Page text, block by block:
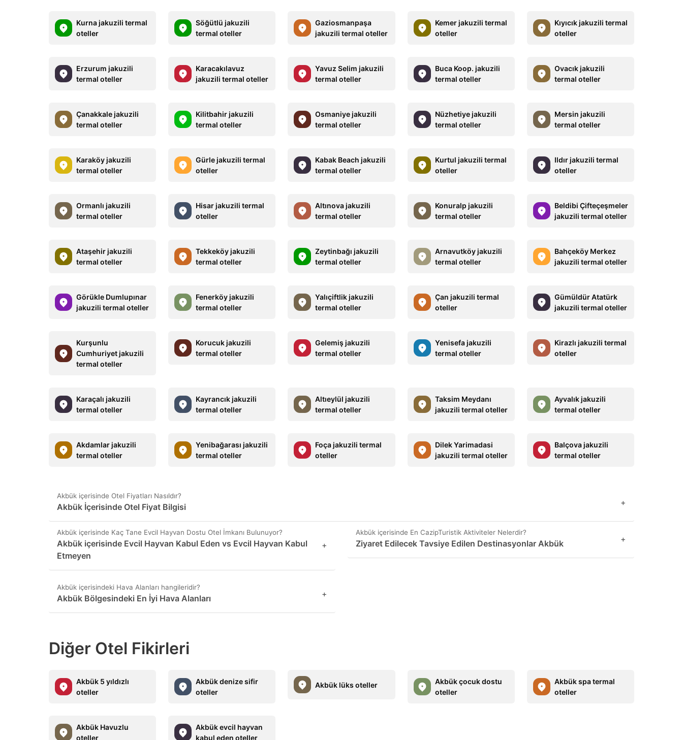
Kurna jakuzili termal
oteller
Söğütlü jakuzili
termal oteller
Gaziosmanpaşa
jakuzili termal oteller
Kemer jakuzili termal
oteller
Kıyıcık jakuzili termal
oteller
Erzurum jakuzili
termal oteller
Karacakılavuz
jakuzili termal oteller
Yavuz Selim jakuzili
termal oteller
Buca Koop. jakuzili
termal oteller
Ovacık jakuzili
termal oteller
Çanakkale jakuzili
termal oteller
Kilitbahir jakuzili
termal oteller
Osmaniye jakuzili
termal oteller
Nüzhetiye jakuzili
termal oteller
Mersin jakuzili
termal oteller
Karaköy jakuzili
termal oteller
Gürle jakuzili termal
oteller
Kabak Beach jakuzili
termal oteller
Kurtul jakuzili termal
oteller
Ildır jakuzili termal
oteller
Ormanlı jakuzili
termal oteller
Hisar jakuzili termal
oteller
Altınova jakuzili
termal oteller
Konuralp jakuzili
termal oteller
Beldibi Çifteçeşmeler
jakuzili termal oteller
Ataşehir jakuzili
termal oteller
Tekkeköy jakuzili
termal oteller
Zeytinbağı jakuzili
termal oteller
Arnavutköy jakuzili
termal oteller
Bahçeköy Merkez
jakuzili termal oteller
Görükle Dumlupınar
jakuzili termal oteller
Fenerköy jakuzili
termal oteller
Yalıçiftlik jakuzili
termal oteller
Çan jakuzili termal
oteller
Gümüldür Atatürk
jakuzili termal oteller
Kurşunlu
Cumhuriyet jakuzili
termal oteller
Korucuk jakuzili
termal oteller
Gelemiş jakuzili
termal oteller
Yenisefa jakuzili
termal oteller
Kirazlı jakuzili termal
oteller
Karaçalı jakuzili
termal oteller
Kayrancık jakuzili
termal oteller
Altıeylül jakuzili
termal oteller
Taksim Meydanı
jakuzili termal oteller
Ayvalık jakuzili
termal oteller
Akdamlar jakuzili
termal oteller
Yenibağarası jakuzili
termal oteller
Foça jakuzili termal
oteller
Dilek Yarimadasi
jakuzili termal oteller
Balçova jakuzili
termal oteller
Akbük içerisinde Otel Fiyatları Nasıldır?
Akbük İçerisinde Otel Fiyat Bilgisi +
Akbük içerisinde Kaç Tane Evcil Hayvan Dostu Otel İmkanı Bulunuyor?
Akbük içerisinde Evcil Hayvan Kabul Eden vs Evcil Hayvan Kabul
Etmeyen
+
Akbük içerisinde En CazipTuristik Aktiviteler Nelerdir?
Ziyaret Edilecek Tavsiye Edilen Destinasyonlar Akbük +
Akbük içerisindeki Hava Alanları hangileridir?
Akbük Bölgesindeki En İyi Hava Alanları +
Diğer Otel Fikirleri
Akbük 5 yıldızlı
oteller
Akbük denize sifir
oteller
Akbük lüks oteller
Akbük çocuk dostu
oteller
Akbük spa termal
oteller
Akbük Havuzlu
oteller
Akbük evcil hayvan
kabul eden oteller